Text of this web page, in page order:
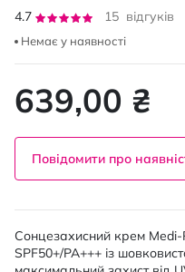
Рейтинг:
4.7
15 відгуків
Немає у наявності
639,00 ₴
Повідомити про
Сонцезахисний крем
SPF50+/PA+++ із